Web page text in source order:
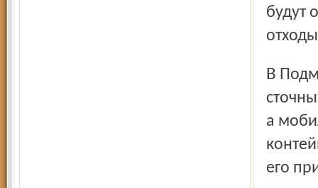
будут
В Подмосковье уже действует мобильная система очистки
а
его